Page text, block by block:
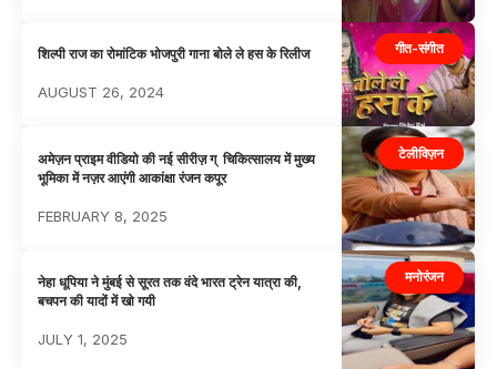
गीत-संगीत
शिल्पी राज का रोमांटिक भोजपुरी गाना बोले ले हस के रिलीज
AUGUST 26, 2024
टेलीविज़न
अमेज़न प्राइम वीडियो की नई सीरीज़ ग् चिकित्सालय में मुख्य
भूमिका में नज़र आएंगी आकांक्षा रंजन कपूर
FEBRUARY 8, 2025
मनोरंजन
नेहा धूपिया ने मुंबई से सूरत तक वंदे भारत ट्रेन यात्रा की,
बचपन की यादों में खो गयी
JULY 1, 2025